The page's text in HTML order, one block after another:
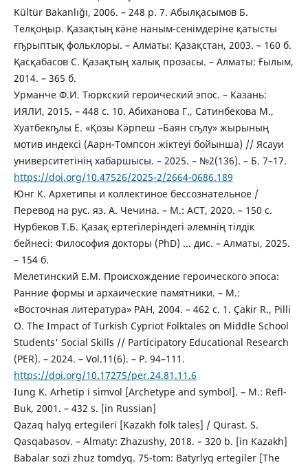
Kültür Bakanlığı, 2006. – 248 p. 7. Абылқасымов Б.
Телқоңыр. Қазақтың кӛне наным-сенiмдерiне қатысты
ғҧрыптық фольклоры. – Алматы: Қазақстан, 2003. – 160 б.
Қасқабасов С. Қазақтың халық прозасы. – Алматы: Ғылым,
2014. – 365 б.
Урманче Ф.И. Тюркский героический эпос. – Казань:
ИЯЛИ, 2015. – 448 с. 10. Абиханова Г., Сатинбекова М.,
Хуатбекҧлы Е. «Қозы Кӛрпеш –Баян сҧлу» жырының
мотив индексі (Аарн-Томпсон жіктеуі бойынша) // Ясауи
университетінің хабаршысы. – 2025. – №2(136). – Б. 7–17.
https://doi.org/10.47526/2025-2/2664-0686.189
Юнг К. Архетипы и коллектиное бессознательное /
Перевод на рус. яз. А. Чечина. – М.: АСТ, 2020. – 150 с.
Нурбеков Т.Б. Қазақ ертегілеріндегі әлемнің тілдік
бейнесі: Философия докторы (PhD) ... дис. – Алматы, 2025.
– 154 б.
Мелетинский Е.М. Происхождение героического эпоса:
Ранние формы и архаические памятники. – М.:
«Восточная литература» РАН, 2004. – 462 с. 1. Çakir R., Pilli
O. The Impact of Turkish Cypriot Folktales on Middle School
Students' Social Skills // Participatory Educational Research
(PER). – 2024. – Vol.11(6). – P. 94–111.
https://doi.org/10.17275/per.24.81.11.6
Iung K. Arhetip i simvol [Archetype and symbol]. – M.: Refl-
Buk, 2001. – 432 s. [in Russian]
Qazaq halyq ertegіlerі [Kazakh folk tales] / Qurast. S.
Qasqabasov. – Almaty: Zhazushy, 2018. – 320 b. [in Kazakh]
Babalar sozі zhuz tomdyq. 75-tom: Batyrlyq ertegіler [The